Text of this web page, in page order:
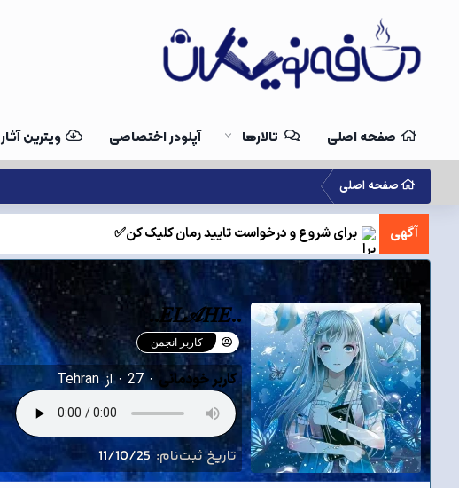
صفحه اصلی تالارها آپلودر اختصاصی ویترین آثار
صفحه اصلی
آگهی برای شروع و درخواست تایید رمان کلیک کن✅
..𝐸𝐿𝒜𝐻𝐸..
کاربر انجمن
کاربر خودمانی ·
27
·ازTehran
تاریخ ثبت‌نام 11/10/25